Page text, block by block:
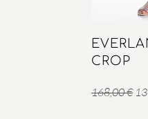
CROP
168,00€